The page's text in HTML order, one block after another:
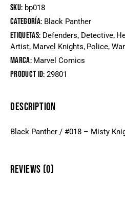
SKU: bp018
Categoría: Black Panther
Etiquetas: Defenders, Detective,
Artist, Marvel Knights, Police,
Marca: Marvel Comics
Product ID:29801
DESCRIPTION
Black Panther / #018 – Misty
REVIEWS (0)